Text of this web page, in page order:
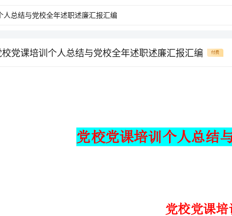
校党课培训个人总结与党校全年述职述廉汇报汇编 付费
加坚定，决心为美好的__主义事业奋斗终身。